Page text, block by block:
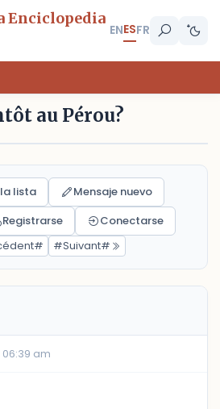
Enciclopedia
ENESFR
au Pérou?
lista
Mensaje nuevo
Registrarse
Conectarse
#Suivant#
am